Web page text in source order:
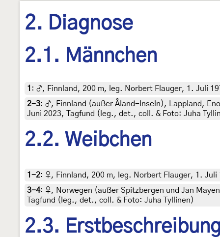
2. Diagnose
2.1. Männchen
1 : ♂, Finnland, 200 m, leg. Norbert Flauger, 1. Juli
2-3: ♂, Finnland (außer Åland-Inseln), Lappland,
Juni 2023, Tagfund (leg., det., coll. & Foto: Juha
2.2. Weibchen
1-2: ♀, Finnland, 200 m, leg. Norbert Flauger, 1.
3-4: ♀, Norwegen (außer Spitzbergen und Jan
Tagfund (leg., det., coll. & Foto: Juha Tyllinen)
2.3.